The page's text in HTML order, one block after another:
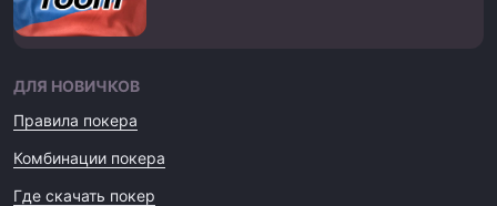
ДЛЯ НОВИЧКОВ
Правила покера
Комбинации покера
Где скачать покер